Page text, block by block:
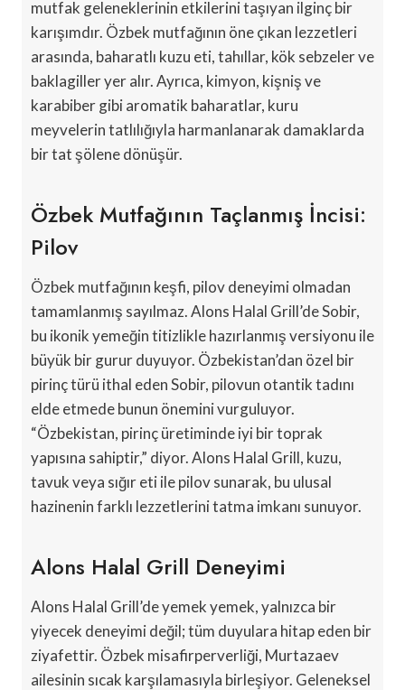
mutfak geleneklerinin etkilerini taşıyan ilginç bir
karışımdır. Özbek mutfağının öne çıkan lezzetleri
arasında, baharatlı kuzu eti, tahıllar, kök sebzeler ve
baklagiller yer alır. Ayrıca, kimyon, kişniş ve
karabiber gibi aromatik baharatlar, kuru
meyvelerin tatlılığıyla harmanlanarak damaklarda
bir tat şölene dönüşür.
Özbek Mutfağının Taçlanmış İncisi:
Pilov
Özbek mutfağının keşfi, pilov deneyimi olmadan
tamamlanmış sayılmaz. Alons Halal Grill’de Sobir,
bu ikonik yemeğin titizlikle hazırlanmış versiyonu ile
büyük bir gurur duyuyor. Özbekistan’dan özel bir
pirinç türü ithal eden Sobir, pilovun otantik tadını
elde etmede bunun önemini vurguluyor.
“Özbekistan, pirinç üretiminde iyi bir toprak
yapısına sahiptir,” diyor. Alons Halal Grill, kuzu,
tavuk veya sığır eti ile pilov sunarak, bu ulusal
hazinenin farklı lezzetlerini tatma imkanı sunuyor.
Alons Halal Grill Deneyimi
Alons Halal Grill’de yemek yemek, yalnızca bir
yiyecek deneyimi değil; tüm duyulara hitap eden bir
ziyafettir. Özbek misafirperverliği, Murtazaev
ailesinin sıcak karşılamasıyla birleşiyor. Geleneksel